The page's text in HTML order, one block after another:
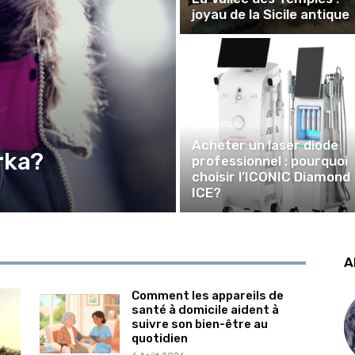
joyau de la Sicile antique
ENTREPRISE
Acheter un laser diode
professionnel : pourquoi
choisir l’ICONIC Diamond
ICE?
Comment les appareils de
santé à domicile aident à
suivre son bien-être au
quotidien